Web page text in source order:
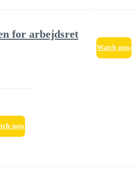
for arbejdsret
Watch now
now